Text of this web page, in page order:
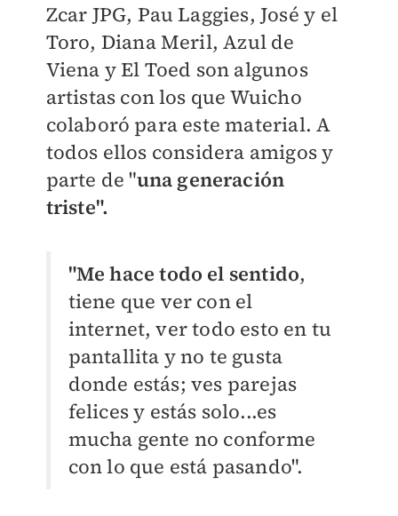
Zcar JPG, Pau Laggies, José y el
Toro, Diana Meril, Azul de
Viena y El Toed son algunos
artistas con los que Wuicho
colaboró para este material. A
todos ellos considera amigos y
parte de "una generación
triste".
"Me hace todo el sentido,
tiene que ver con el
internet, ver todo esto en tu
pantallita y no te gusta
donde estás; ves parejas
felices y estás solo...es
mucha gente no conforme
con lo que está pasando".